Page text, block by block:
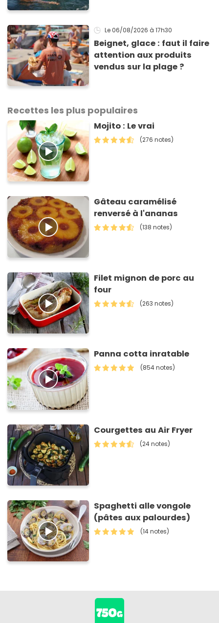
Le 06/08/2026 à 17h30
Beignet, glace : faut il faire
attention aux produits
vendus sur la plage ?
Recettes les plus populaires
Mojito : Le vrai
(276 notes)
Gâteau caramélisé
renversé à l'ananas
(138 notes)
Filet mignon de porc au
four
(263 notes)
Panna cotta inratable
(854 notes)
Courgettes au Air Fryer
(24 notes)
Spaghetti alle vongole
(pâtes aux palourdes)
(14 notes)